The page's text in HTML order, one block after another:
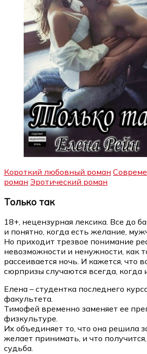
Короткий любовный роман
роман Эротический роман
Только так
18+, нецензурная лексика. Все до
и понятно, когда есть желание,
Но приходит трезвое понимание
невозможности и ненужности, как
рассеивается ночь. И кажется, что
сюрпризы случаются всегда,
Елена – студентка последнего
факультета.
Тимофей временно заменяет ее
физкультуре.
Их объединяет то, что она решила
желает принимать, и что
судьба.